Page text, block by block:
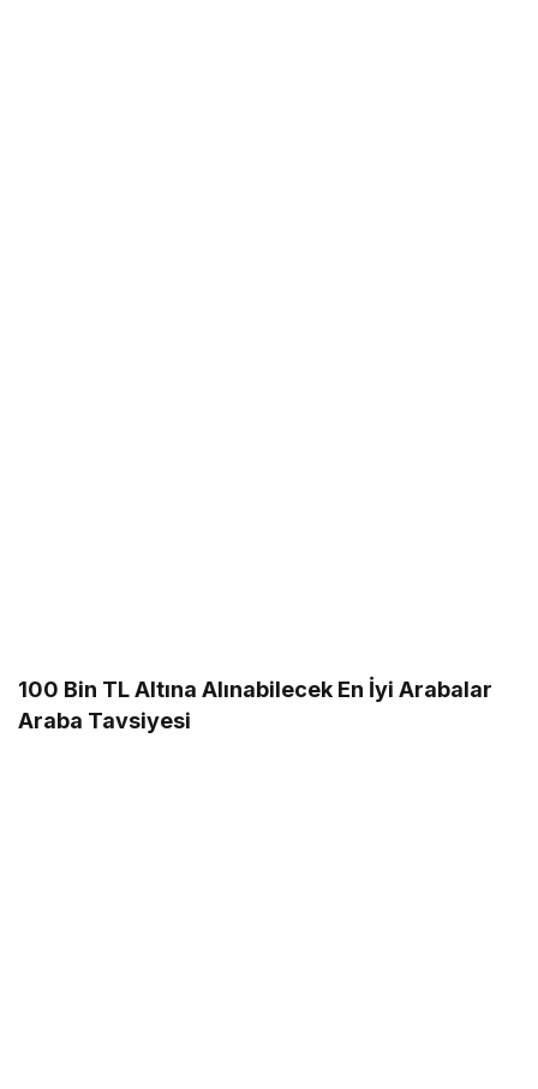
100 Bin TL Altına Alınabilecek En İyi Arabalar
Araba Tavsiyesi